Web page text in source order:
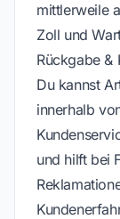
mittlerweile
Zoll und
Rückgabe &
Du kannst
innerhalb
und hilft bei